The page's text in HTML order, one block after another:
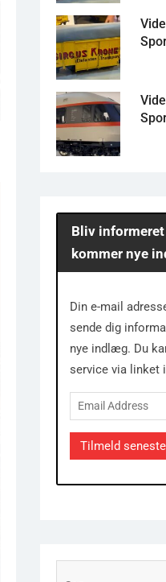
Bliv
kommer nye
Din e-mail
sende dig
nye indlæg. Du
service via linket
Email
Address
Tilmeld